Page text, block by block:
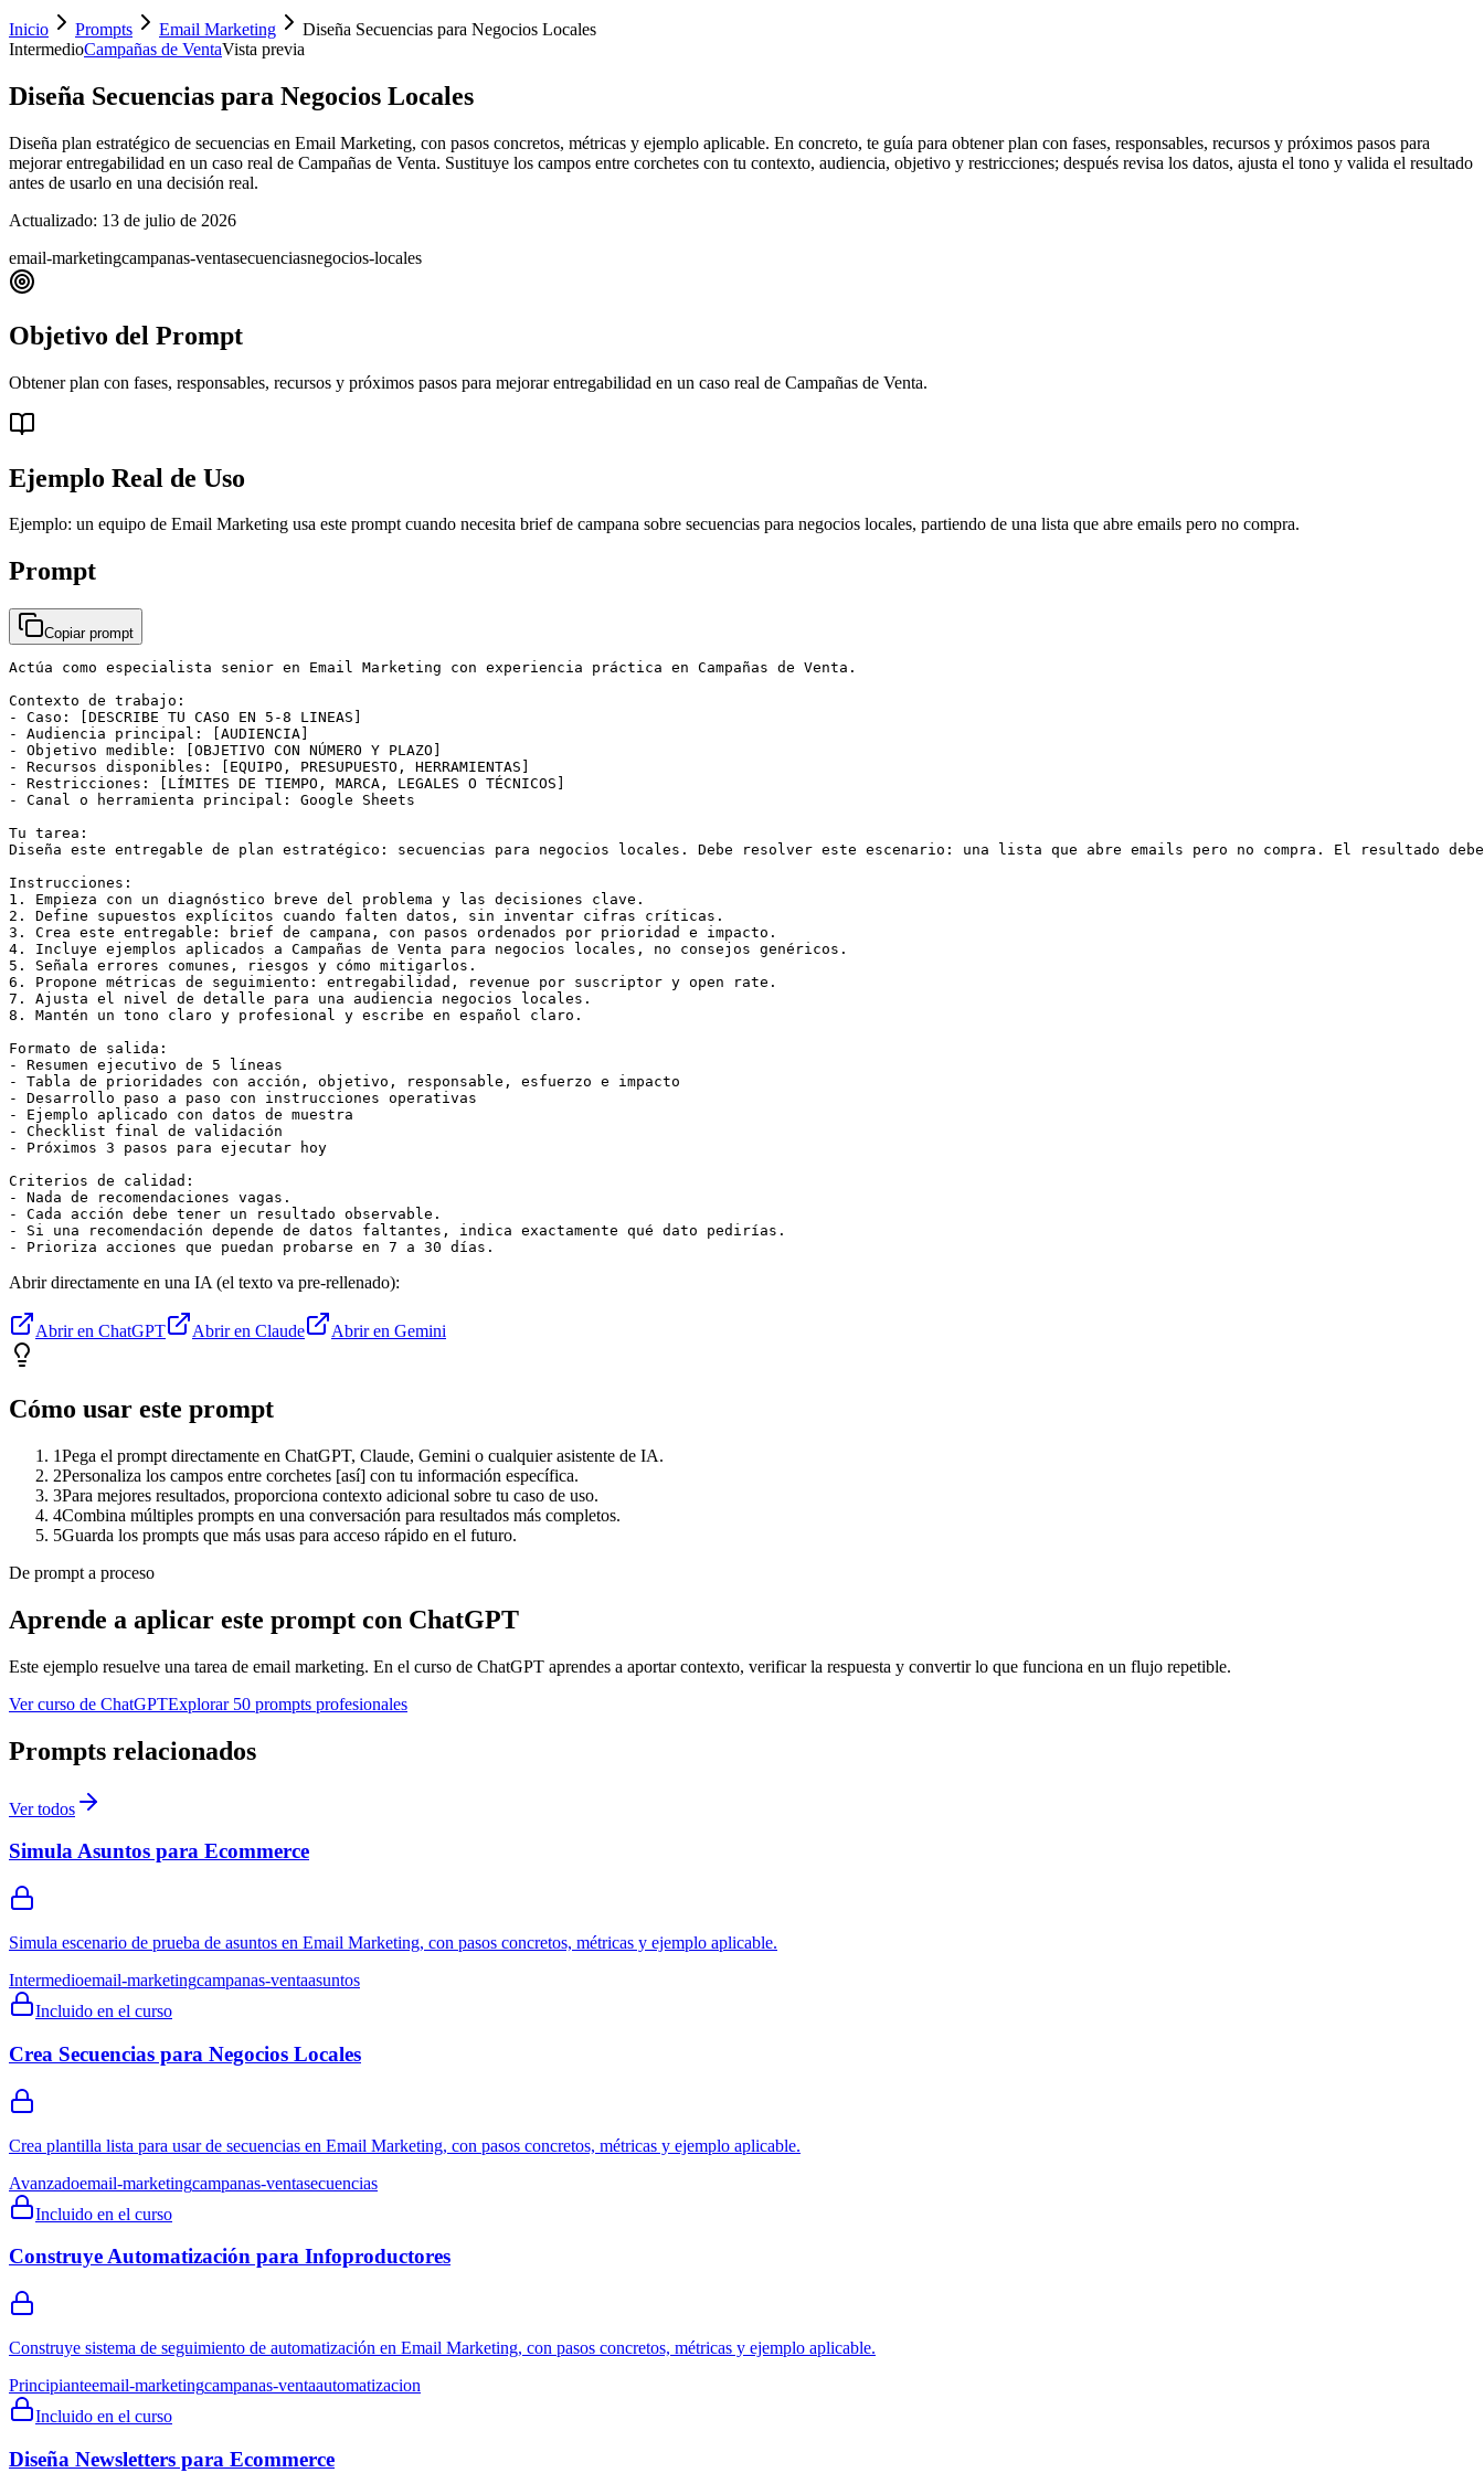
Inicio Prompts Email Marketing
Diseña Secuencias para Negocios Locales
IntermedioCampañas de VentaVista previa
Diseña Secuencias para Negocios Locales
Diseña plan estratégico de secuencias en Email Marketing, con pasos concretos, métricas y ejemplo aplicable. En concreto, te guía para obtener plan con fases, responsables, recursos y próximos pasos para
mejorar entregabilidad en un caso real de Campañas de Venta. Sustituye los campos entre corchetes con tu contexto, audiencia, objetivo y restricciones; después revisa los datos, ajusta el tono y valida el resultado
antes de usarlo en una decisión real.
Actualizado: 13 de julio de 2026
email-marketingcampanas-ventasecuenciasnegocios-locales
Objetivo del Prompt
Obtener plan con fases, responsables, recursos y próximos pasos para mejorar entregabilidad en un caso real de Campañas de Venta.
Ejemplo Real de Uso
Ejemplo: un equipo de Email Marketing usa este prompt cuando necesita brief de campana sobre secuencias para negocios locales, partiendo de una lista que abre emails pero no compra.
Prompt
Copiar prompt
Actúa como especialista senior en Email Marketing con experiencia práctica en Campañas de Venta.
Contexto de trabajo:
- Caso: [DESCRIBE TU CASO EN 5-8 LINEAS]
- Audiencia principal: [AUDIENCIA]
- Objetivo medible: [OBJETIVO CON NÚMERO Y PLAZO]
- Recursos disponibles: [EQUIPO, PRESUPUESTO, HERRAMIENTAS]
- Restricciones: [LÍMITES DE TIEMPO, MARCA, LEGALES O TÉCNICOS]
- Canal o herramienta principal: Google Sheets
Tu tarea:
Diseña este entregable de plan estratégico: secuencias para negocios locales. Debe resolver este escenario: una lista que abre emails pero no compra. El resultado
Instrucciones:
1. Empieza con un diagnóstico breve del problema y las decisiones clave.
2. Define supuestos explícitos cuando falten datos, sin inventar cifras críticas.
3. Crea este entregable: brief de campana, con pasos ordenados por prioridad e impacto.
4. Incluye ejemplos aplicados a Campañas de Venta para negocios locales, no consejos genéricos.
5. Señala errores comunes, riesgos y cómo mitigarlos.
6. Propone métricas de seguimiento: entregabilidad, revenue por suscriptor y open rate.
7. Ajusta el nivel de detalle para una audiencia negocios locales.
8. Mantén un tono claro y profesional y escribe en español claro.
Formato de salida:
- Resumen ejecutivo de 5 líneas
- Tabla de prioridades con acción, objetivo, responsable, esfuerzo e impacto
- Desarrollo paso a paso con instrucciones operativas
- Ejemplo aplicado con datos de muestra
- Checklist final de validación
- Próximos 3 pasos para ejecutar hoy
Criterios de calidad:
- Nada de recomendaciones vagas.
- Cada acción debe tener un resultado observable.
- Si una recomendación depende de datos faltantes, indica exactamente qué dato pedirías.
- Prioriza acciones que puedan probarse en 7 a 30 días.
Abrir directamente en una IA (el texto va pre-rellenado):
Abrir en ChatGPT Abrir en Claude Abrir en Gemini
Cómo usar este prompt
1Pega el prompt directamente en ChatGPT, Claude, Gemini o cualquier asistente de IA.
2Personaliza los campos entre corchetes [así] con tu información específica.
3Para mejores resultados, proporciona contexto adicional sobre tu caso de uso.
4Combina múltiples prompts en una conversación para resultados más completos.
5Guarda los prompts que más usas para acceso rápido en el futuro.
De prompt a proceso
Aprende a aplicar este prompt con ChatGPT
Este ejemplo resuelve una tarea de email marketing. En el curso de ChatGPT aprendes a aportar contexto, verificar la respuesta y convertir lo que funciona en un flujo repetible.
Ver curso de ChatGPTExplorar 50 prompts profesionales
Prompts relacionados
Ver todos
Simula Asuntos para Ecommerce
Simula escenario de prueba de asuntos en Email Marketing, con pasos concretos, métricas y ejemplo aplicable.
Intermedioemail-marketingcampanas-ventaasuntos
Incluido en el curso
Crea Secuencias para Negocios Locales
Crea plantilla lista para usar de secuencias en Email Marketing, con pasos concretos, métricas y ejemplo aplicable.
Avanzadoemail-marketingcampanas-ventasecuencias
Incluido en el curso
Construye Automatización para Infoproductores
Construye sistema de seguimiento de automatización en Email Marketing, con pasos concretos, métricas y ejemplo aplicable.
Principianteemail-marketingcampanas-ventaautomatizacion
Incluido en el curso
Diseña Newsletters para Ecommerce